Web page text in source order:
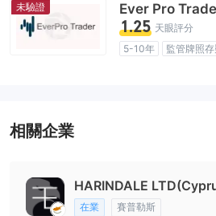
未驗證
Ever Pro
1.25 天眼評分
5-10年
監管牌照存
相關企業
HARINDALE
在業 賽普勒斯